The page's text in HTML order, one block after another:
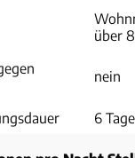
über
nein
6 Tage